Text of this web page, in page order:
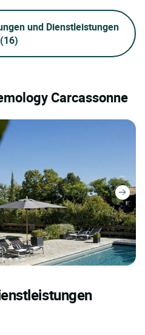
und Dienstleistungen
(16)
Carcassonne